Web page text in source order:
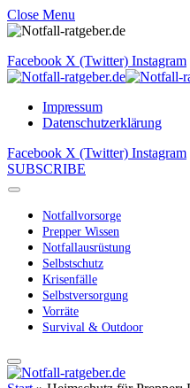
Close Menu
Facebook X (Twitter) Instagram
Impressum
Datenschutzerklärung
Facebook X (Twitter) Instagram
SUBSCRIBE
Notfallvorsorge
Prepper Wissen
Notfallausrüstung
Selbstschutz
Krisenfälle
Selbstversorgung
Vorräte
Survival & Outdoor